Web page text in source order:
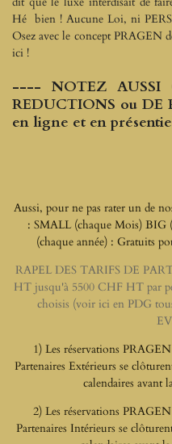
Hé bien ! Aucune Loi, ni
Osez avec le concept PRAGEN
ici !
---- NOTEZ AUSSI
REDUCTIONS ou DE
en ligne et en
Aussi, pour ne pas rater un de
: SMALL (chaque Mois) BIG
(chaque année) : Gratuits
RAPEL DES TARIFS DE
HT jusqu'à 5500 CHF HT par
choisis (voir ici en PDG
1) Les réservations PRAGEN
Partenaires Extérieurs se
calendaires avant
2) Les réservations PRAGEN
Partenaires Intérieurs se